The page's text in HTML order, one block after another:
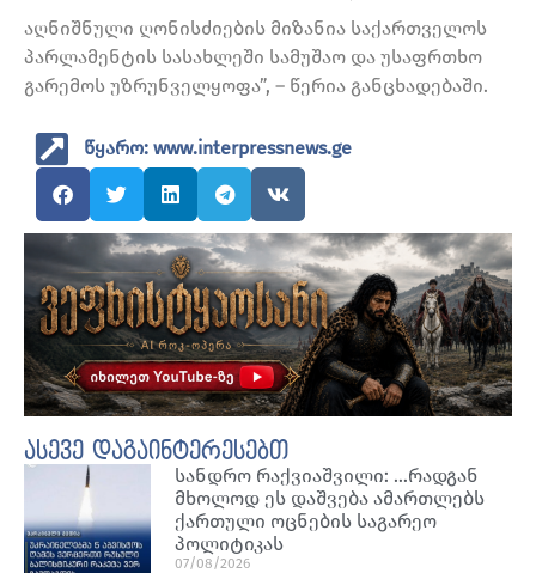
აღნიშნული ღონისძიების მიზანია საქართველოს
პარლამენტის სასახლეში სამუშაო და უსაფრთხო
გარემოს უზრუნველყოფა”, – წერია განცხადებაში.
წყარო: www.interpressnews.ge
ასევე დაგაინტერესებთ
სანდრო რაქვიაშვილი: …რადგან
მხოლოდ ეს დაშვება ამართლებს
ქართული ოცნების საგარეო
პოლიტიკას
07/08/2026